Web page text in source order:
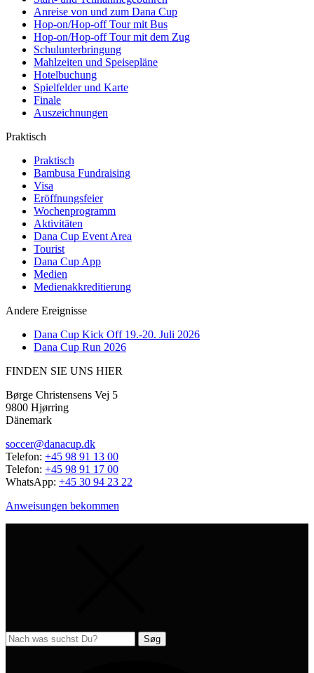
Anreise von und zum Dana Cup
Hop-on/Hop-off Tour mit Bus
Hop-on/Hop-off Tour mit dem Zug
Schulunterbringung
Mahlzeiten und Speisepläne
Hotelbuchung
Spielfelder und Karte
Finale
Auszeichnungen
Praktisch
Praktisch
Bambusa Fundraising
Visa
Eröffnungsfeier
Wochenprogramm
Aktivitäten
Dana Cup Event Area
Tourist
Dana Cup App
Medien
Medienakkreditierung
Andere Ereignisse
Dana Cup Kick Off 19.-20. Juli 2026
Dana Cup Run 2026
FINDEN SIE UNS HIER
Børge Christensens Vej 5
9800 Hjørring
Dänemark
soccer@danacup.dk
Telefon: +45 98 91 13 00
Telefon: +45 98 91 17 00
WhatsApp: +45 30 94 23 22
Anweisungen bekommen